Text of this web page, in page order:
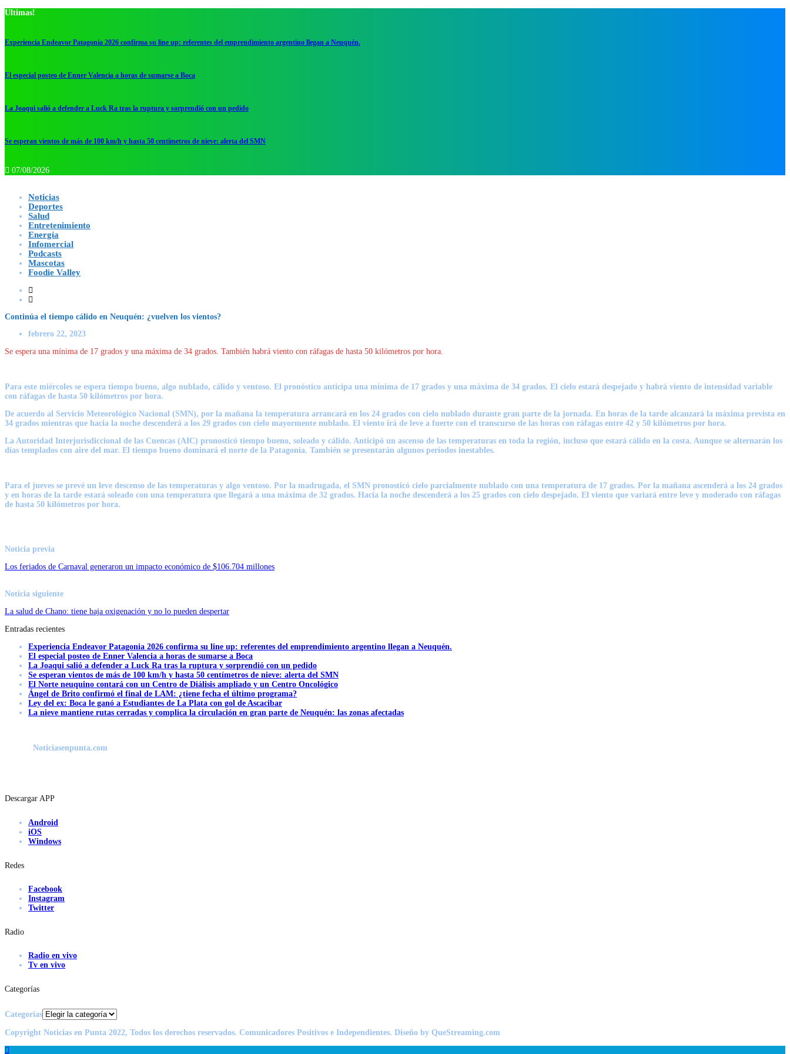
Ultimas!
Experiencia Endeavor Patagonia 2026 confirma su line up: referentes del emprendimiento argentino llegan a Neuquén.
El especial posteo de Enner Valencia a horas de sumarse a Boca
La Joaqui salió a defender a Luck Ra tras la ruptura y sorprendió con un pedido
Se esperan vientos de más de 100 km/h y hasta 50 centímetros de nieve: alerta del SMN
07/08/2026
Noticias
Deportes
Salud
Entretenimiento
Energía
Infomercial
Podcasts
Mascotas
Foodie Valley
Continúa el tiempo cálido en Neuquén: ¿vuelven los vientos?
febrero 22, 2023
Se espera una mínima de 17 grados y una máxima de 34 grados. También habrá viento con ráfagas de hasta 50 kilómetros por hora.
Para este miércoles se espera tiempo bueno, algo nublado, cálido y ventoso. El pronóstico anticipa una mínima de 17 grados y una máxima de 34 grados. El cielo estará despejado y habrá viento de intensidad variable
con ráfagas de hasta 50 kilómetros por hora.
De acuerdo al Servicio Meteorológico Nacional (SMN), por la mañana la temperatura arrancará en los 24 grados con cielo nublado durante gran parte de la jornada. En horas de la tarde alcanzará la máxima prevista en
34 grados mientras que hacia la noche descenderá a los 29 grados con cielo mayormente nublado. El viento irá de leve a fuerte con el transcurso de las horas con ráfagas entre 42 y 50 kilómetros por hora.
La Autoridad Interjurisdiccional de las Cuencas (AIC) pronosticó tiempo bueno, soleado y cálido. Anticipó un ascenso de las temperaturas en toda la región, incluso que estará cálido en la costa. Aunque se alternarán los
días templados con aire del mar. El tiempo bueno dominará el norte de la Patagonia. También se presentarán algunos períodos inestables.
Para el jueves se prevé un leve descenso de las temperaturas y algo ventoso. Por la madrugada, el SMN pronosticó cielo parcialmente nublado con una temperatura de 17 grados. Por la mañana ascenderá a los 24 grados
y en horas de la tarde estará soleado con una temperatura que llegará a una máxima de 32 grados. Hacia la noche descenderá a los 25 grados con cielo despejado. El viento que variará entre leve y moderado con ráfagas
de hasta 50 kilómetros por hora.
Noticia previa
Los feriados de Carnaval generaron un impacto económico de $106.704 millones
Noticia siguiente
La salud de Chano: tiene baja oxigenación y no lo pueden despertar
Entradas recientes
Experiencia Endeavor Patagonia 2026 confirma su line up: referentes del emprendimiento argentino llegan a Neuquén.
El especial posteo de Enner Valencia a horas de sumarse a Boca
La Joaqui salió a defender a Luck Ra tras la ruptura y sorprendió con un pedido
Se esperan vientos de más de 100 km/h y hasta 50 centímetros de nieve: alerta del SMN
El Norte neuquino contará con un Centro de Diálisis ampliado y un Centro Oncológico
Ángel de Brito confirmó el final de LAM: ¿tiene fecha el último programa?
Ley del ex: Boca le ganó a Estudiantes de La Plata con gol de Ascacibar
La nieve mantiene rutas cerradas y complica la circulación en gran parte de Neuquén: las zonas afectadas
Noticiasenpunta.com
Descargar APP
Android
iOS
Windows
Redes
Facebook
Instagram
Twitter
Radio
Radio en vivo
Tv en vivo
Categorías
Categorías
Copyright Noticias en Punta 2022, Todos los derechos reservados. Comunicadores Positivos e Independientes. Diseño by QueStreaming.com